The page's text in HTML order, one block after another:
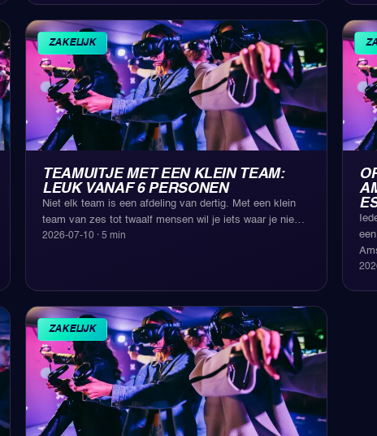
ZAKELIJK
TEAMUITJE MET EEN KLEIN TEAM:
LEUK VANAF 6 PERSONEN
Niet elk team is een afdeling van dertig. Met een klein
team van zes tot twaalf mensen wil je iets waar je nie…
2026-07-10 · 5 min
ZAKELIJK